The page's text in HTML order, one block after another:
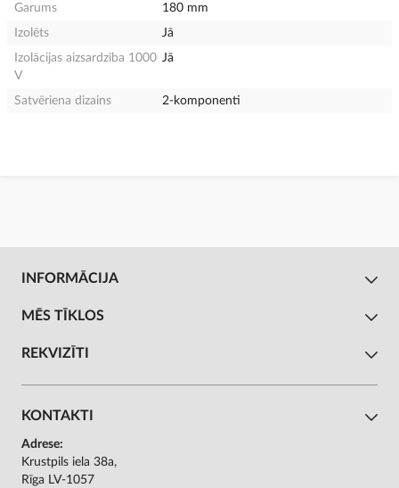
Garums
180 mm
Izolēts
Jā
Izolācijas aizsardzība 1000
V
Jā
Satvēriena dizains 2-komponenti
INFORMĀCIJA
MĒS TĪKLOS
REKVIZĪTI
KONTAKTI
Adrese:
Krustpils iela 38a,
Rīga LV-1057